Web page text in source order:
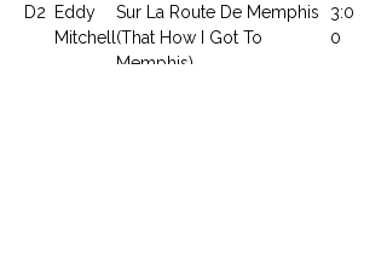
D2
Eddy
Mitchell
Sur La Route De Memphis
(That How I Got To
Memphis)
3:0
0